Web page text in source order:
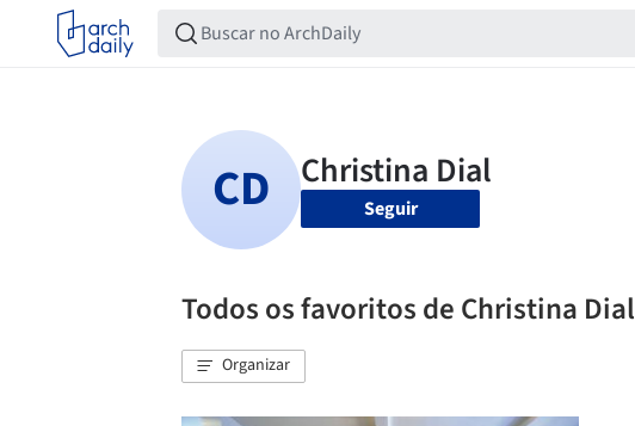
Seguir
Todos os favoritos de Christina Dial
Organizar